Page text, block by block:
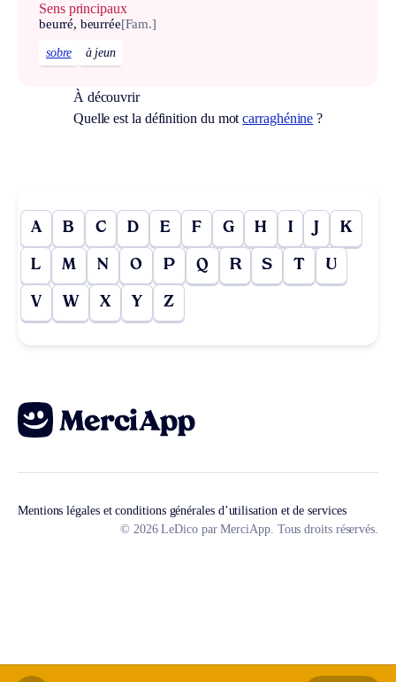
Sens principaux
beurré, beurrée[Fam.]
sobre à jeun
À découvrir
Quelle est la définition du motcarraghénine ?
A B C D E F G H I J K
L M N O P Q R S T U
V W X Y Z
Mentions légales et conditions générales d’utilisation et de services
© 2026 LeDico par MerciApp. Tous droits réservés.